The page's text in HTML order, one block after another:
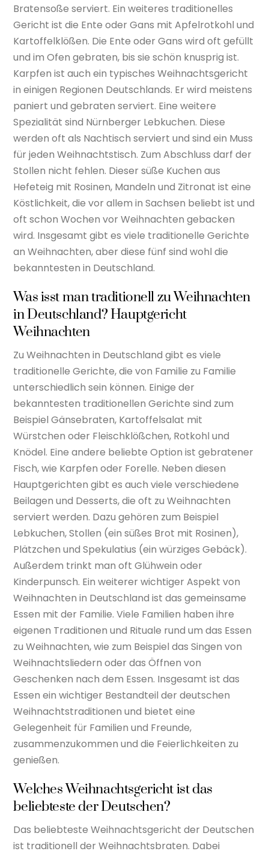
Bratensoße serviert. Ein weiteres traditionelles
Gericht ist die Ente oder Gans mit Apfelrotkohl und
Kartoffelklößen. Die Ente oder Gans wird oft gefüllt
und im Ofen gebraten, bis sie schön knusprig ist.
Karpfen ist auch ein typisches Weihnachtsgericht
in einigen Regionen Deutschlands. Er wird meistens
paniert und gebraten serviert. Eine weitere
Spezialität sind Nürnberger Lebkuchen. Diese
werden oft als Nachtisch serviert und sind ein Muss
für jeden Weihnachtstisch. Zum Abschluss darf der
Stollen nicht fehlen. Dieser süße Kuchen aus
Hefeteig mit Rosinen, Mandeln und Zitronat ist eine
Köstlichkeit, die vor allem in Sachsen beliebt ist und
oft schon Wochen vor Weihnachten gebacken
wird. Insgesamt gibt es viele traditionelle Gerichte
an Weihnachten, aber diese fünf sind wohl die
bekanntesten in Deutschland.
Was isst man traditionell zu Weihnachten
in Deutschland? Hauptgericht
Weihnachten
Zu Weihnachten in Deutschland gibt es viele
traditionelle Gerichte, die von Familie zu Familie
unterschiedlich sein können. Einige der
bekanntesten traditionellen Gerichte sind zum
Beispiel Gänsebraten, Kartoffelsalat mit
Würstchen oder Fleischklößchen, Rotkohl und
Knödel. Eine andere beliebte Option ist gebratener
Fisch, wie Karpfen oder Forelle. Neben diesen
Hauptgerichten gibt es auch viele verschiedene
Beilagen und Desserts, die oft zu Weihnachten
serviert werden. Dazu gehören zum Beispiel
Lebkuchen, Stollen (ein süßes Brot mit Rosinen),
Plätzchen und Spekulatius (ein würziges Gebäck).
Außerdem trinkt man oft Glühwein oder
Kinderpunsch. Ein weiterer wichtiger Aspekt von
Weihnachten in Deutschland ist das gemeinsame
Essen mit der Familie. Viele Familien haben ihre
eigenen Traditionen und Rituale rund um das Essen
zu Weihnachten, wie zum Beispiel das Singen von
Weihnachtsliedern oder das Öffnen von
Geschenken nach dem Essen. Insgesamt ist das
Essen ein wichtiger Bestandteil der deutschen
Weihnachtstraditionen und bietet eine
Gelegenheit für Familien und Freunde,
zusammenzukommen und die Feierlichkeiten zu
genießen.
Welches Weihnachtsgericht ist das
beliebteste der Deutschen?
Das beliebteste Weihnachtsgericht der Deutschen
ist traditionell der Weihnachtsbraten. Dabei